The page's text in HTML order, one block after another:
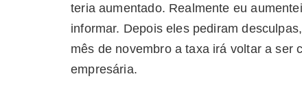
teria aumentado. Realmente eu
informar. Depois eles pediram
mês de novembro a taxa irá voltar a ser
empresária.